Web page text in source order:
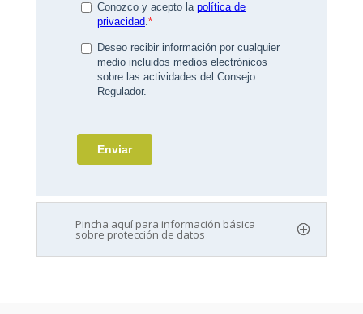
Pincha aquí para información básica
sobre protección de datos